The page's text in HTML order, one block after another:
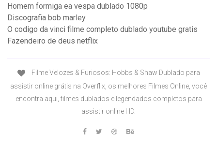
Homem formiga ea vespa dublado 1080p
Discografia bob marley
O codigo da vinci filme completo dublado youtube gratis
Fazendeiro de deus netflix
Filme Velozes & Furiosos: Hobbs & Shaw Dublado para
assistir online grátis na Overflix, os melhores Filmes Online, você
encontra aqui, filmes dublados e legendados completos para
assistir online HD.